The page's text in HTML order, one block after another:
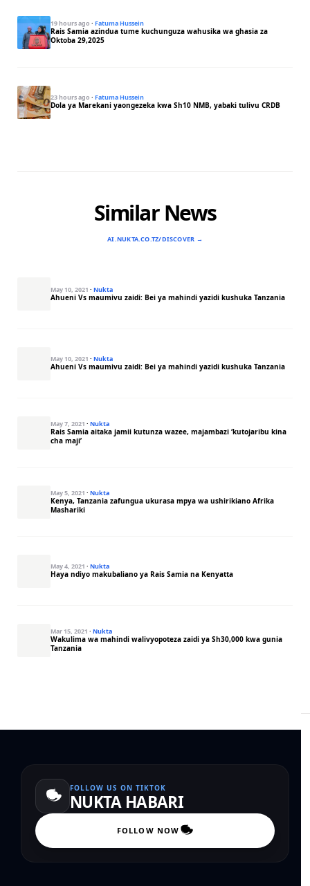
19 hours ago · Fatuma Hussein
Rais Samia azindua tume kuchunguza wahusika wa ghasia za
Oktoba 29,2025
23 hours ago · Fatuma Hussein
Dola ya Marekani yaongezeka kwa Sh10 NMB, yabaki tulivu CRDB
Similar News
AI.NUKTA.CO.TZ/DISCOVER →
May 10, 2021 · Nukta
Ahueni Vs maumivu zaidi: Bei ya mahindi yazidi kushuka Tanzania
May 10, 2021 · Nukta
Ahueni Vs maumivu zaidi: Bei ya mahindi yazidi kushuka Tanzania
May 7, 2021 · Nukta
Rais Samia aitaka jamii kutunza wazee, majambazi ‘kutojaribu kina
cha maji’
May 5, 2021 · Nukta
Kenya, Tanzania zafungua ukurasa mpya wa ushirikiano Afrika
Mashariki
May 4, 2021 · Nukta
Haya ndiyo makubaliano ya Rais Samia na Kenyatta
Mar 15, 2021 · Nukta
Wakulima wa mahindi walivyopoteza zaidi ya Sh30,000 kwa gunia
Tanzania
FOLLOW US ON TIKTOK
NUKTA HABARI
FOLLOW NOW